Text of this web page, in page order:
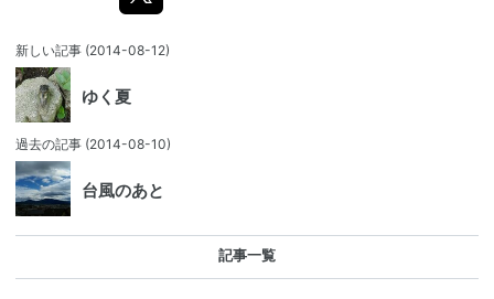
新しい記事 (2014-08-12)
ゆく夏
過去の記事 (2014-08-10)
台風のあと
記事一覧